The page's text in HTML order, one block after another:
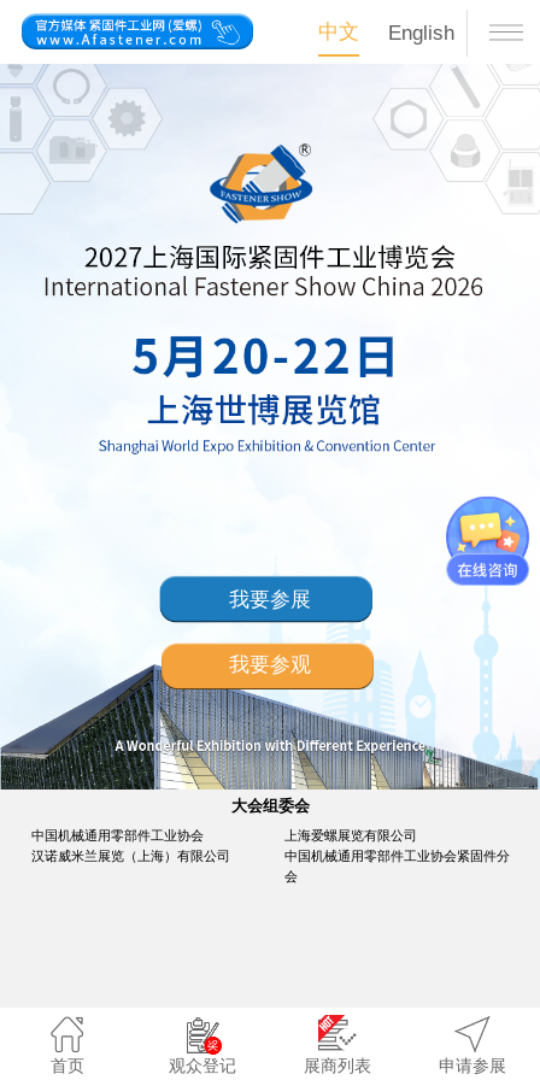
中文 English
我要参展
我要参观
大会组委会
中国机械通用零部件工业协会
上海爱螺展览有限公司
汉诺威米兰展览（上海）有限公司
中国机械通用零部件工业协会紧固件分
会
首页 观众登记 展商列表 申请参展